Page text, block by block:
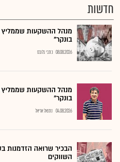
חדשות
מנהל ההשקעות שממליץ
בונקר"
08.08.2026 כתבי גלובס
מנהל ההשקעות שממליץ
בונקר"
04.08.2026 נתנאל אריאל
הבכיר שרואה הזדמנות
השווקים